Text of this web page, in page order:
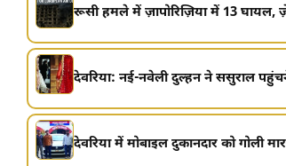
रूसी हमले में ज़ापोरिज़िया में 13 घायल,
देवरिया: नई-नवेली दुल्हन ने ससुराल
देवरिया में मोबाइल दुकानदार को गोली